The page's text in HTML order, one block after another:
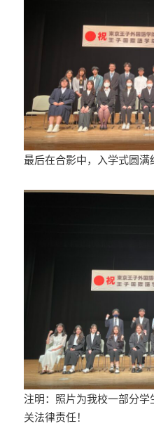
最后在合影中，入学式圆满
注明：照片为我校一部分
关法律责任！